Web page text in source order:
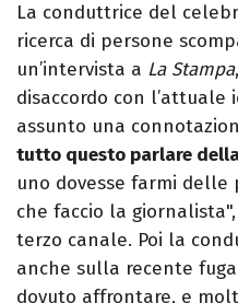
La conduttrice del
ricerca di persone
un’intervista a La Stampa
disaccordo con l’attuale
assunto una
tutto questo parlare
uno dovesse farmi delle
che faccio la
terzo canale. Poi la
anche sulla recente
dovuto affrontare, e